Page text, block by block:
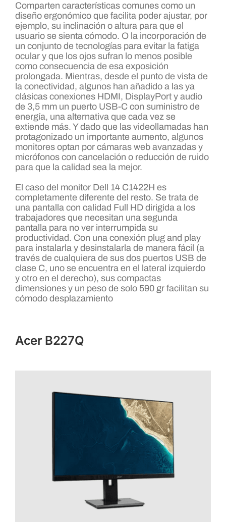
Comparten características comunes como un
diseño ergonómico que facilita poder ajustar, por
ejemplo, su inclinación o altura para que el
usuario se sienta cómodo. O la incorporación de
un conjunto de tecnologías para evitar la fatiga
ocular y que los ojos sufran lo menos posible
como consecuencia de esa exposición
prolongada. Mientras, desde el punto de vista de
la conectividad, algunos han añadido a las ya
clásicas conexiones HDMI, DisplayPort y audio
de 3,5 mm un puerto USB-C con suministro de
energía, una alternativa que cada vez se
extiende más. Y dado que las videollamadas han
protagonizado un importante aumento, algunos
monitores optan por cámaras web avanzadas y
micrófonos con cancelación o reducción de ruido
para que la calidad sea la mejor.
El caso del monitor Dell 14 C1422H es
completamente diferente del resto. Se trata de
una pantalla con calidad Full HD dirigida a los
trabajadores que necesitan una segunda
pantalla para no ver interrumpida su
productividad. Con una conexión plug and play
para instalarla y desinstalarla de manera fácil (a
través de cualquiera de sus dos puertos USB de
clase C, uno se encuentra en el lateral izquierdo
y otro en el derecho), sus compactas
dimensiones y un peso de solo 590 gr facilitan su
cómodo desplazamiento
Acer B227Q